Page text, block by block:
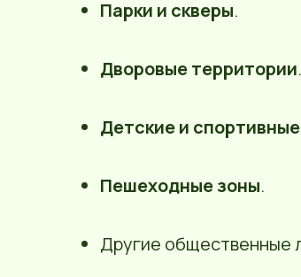
Парки и скверы.
Дворовые территории.
Детские и
Пешеходные зоны.
Другие общественные